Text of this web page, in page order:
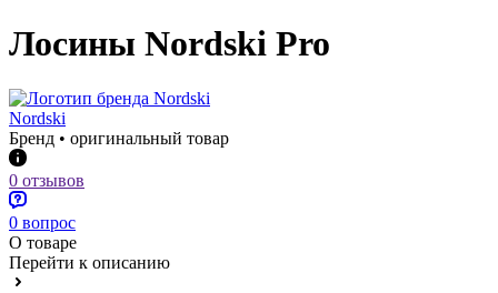
Лосины Nordski Pro
Nordski
Бренд • оригинальный товар
0 отзывов
0 вопрос
О товаре
Перейти к описанию